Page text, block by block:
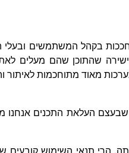
בקהל המשתמשים ובעלי
שהתוכן שהם מעלים
מערכות מאוד מתוחכמות
שבעצם העלאת התכנים